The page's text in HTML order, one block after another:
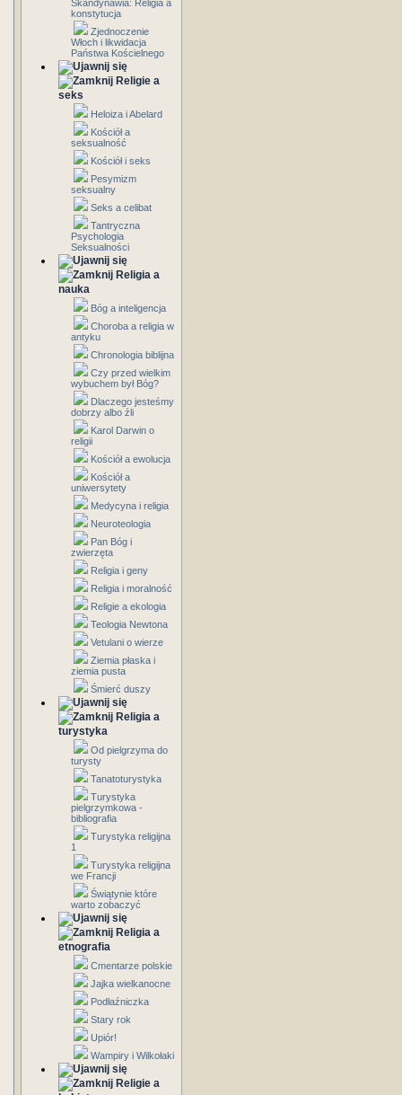
Skandynawia: Religia a
konstytucja
Zjednoczenie
Włoch i likwidacja
Państwa Kościelnego
Religie a
seks
Heloiza i Abelard
Kościół a
seksualność
Kościół i seks
Pesymizm
seksualny
Seks a celibat
Tantryczna
Psychologia
Seksualności
Religia a
nauka
Bóg a inteligencja
Choroba a religia w
antyku
Chronologia biblijna
Czy przed wielkim
wybuchem był Bóg?
Dlaczego jesteśmy
dobrzy albo źli
Karol Darwin o
religii
Kościół a ewolucja
Kościół a
uniwersytety
Medycyna i religia
Neuroteologia
Pan Bóg i
zwierzęta
Religia i geny
Religia i moralność
Religie a ekologia
Teologia Newtona
Vetulani o wierze
Ziemia płaska i
ziemia pusta
Śmierć duszy
Religia a
turystyka
Od pielgrzyma do
turysty
Tanatoturystyka
Turystyka
pielgrzymkowa -
bibliografia
Turystyka religijna
1
Turystyka religijna
we Francji
Świątynie które
warto zobaczyć
Religia a
etnografia
Cmentarze polskie
Jajka wielkanocne
Podłaźniczka
Stary rok
Upiór!
Wampiry i Wilkołaki
Religie a